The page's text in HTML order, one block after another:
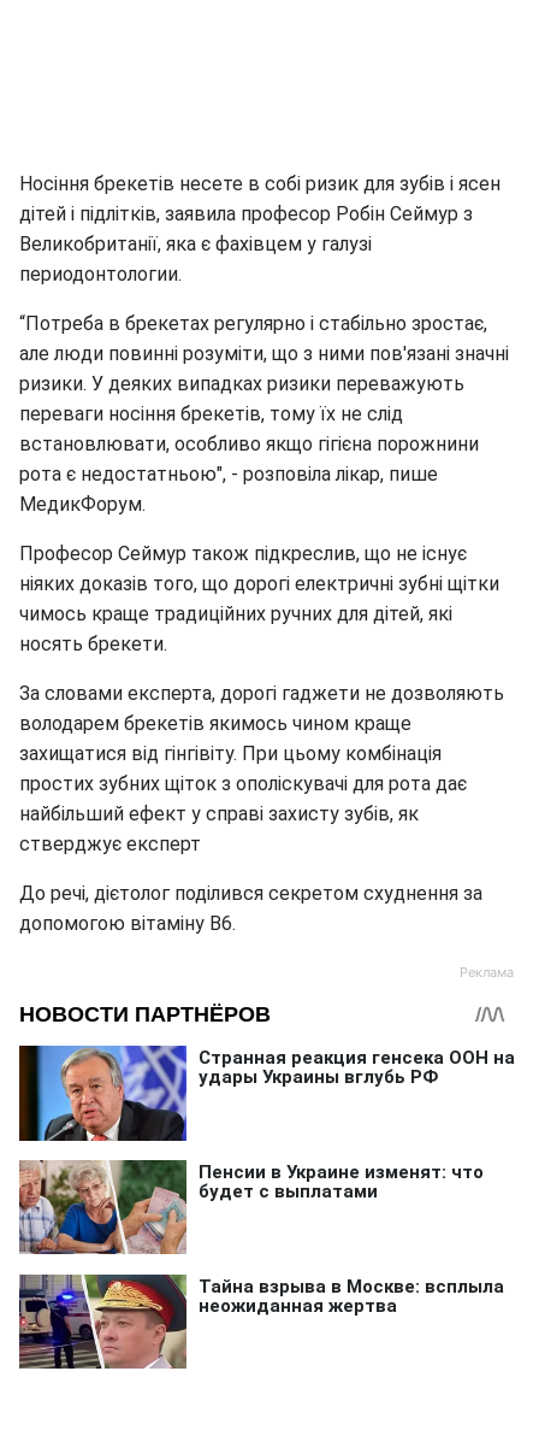
Носіння брекетів несете в собі ризик для зубів і ясен
дітей і підлітків, заявила професор Робін Сеймур з
Великобританії, яка є фахівцем у галузі
периодонтологии.
“Потреба в брекетах регулярно і стабільно зростає,
але люди повинні розуміти, що з ними пов'язані значні
ризики. У деяких випадках ризики переважують
переваги носіння брекетів, тому їх не слід
встановлювати, особливо якщо гігієна порожнини
рота є недостатньою", - розповіла лікар, пише
МедикФорум.
Професор Сеймур також підкреслив, що не існує
ніяких доказів того, що дорогі електричні зубні щітки
чимось краще традиційних ручних для дітей, які
носять брекети.
За словами експерта, дорогі гаджети не дозволяють
володарем брекетів якимось чином краще
захищатися від гінгівіту. При цьому комбінація
простих зубних щіток з ополіскувачі для рота дає
найбільший ефект у справі захисту зубів, як
стверджує експерт
До речі, дієтолог поділився секретом схуднення за
допомогою вітаміну В6.